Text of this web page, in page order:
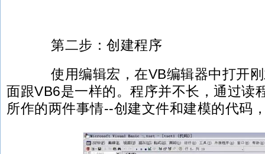
第二步：创建程序
使用编辑宏，在VB编辑器中打开刚
面跟VB6是一样的。程序并不长，通过读
所作的两件事情--创建文件和建模的代码